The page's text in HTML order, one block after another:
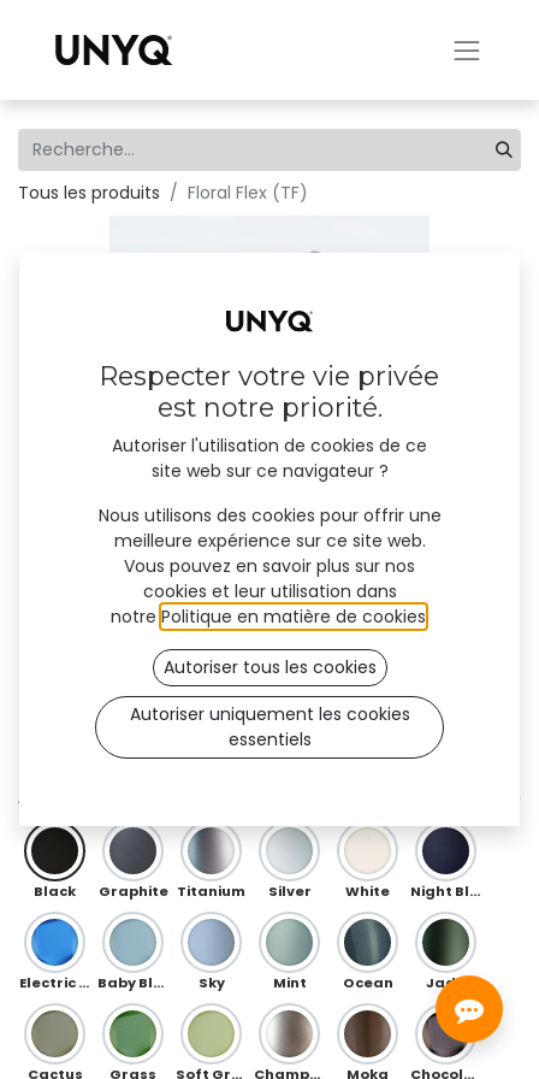
Tous les produits Floral Flex (TF)
Floral Flex (TF)
AVANT
Black Graphite Titanium Silver White Night Blue
Electric Blue Baby Blue Sky Mint Ocean Jade
Cactus Grass Soft Green Champagne Moka Chocolate
Respecter votre vie privée
est notre priorité.
Autoriser l'utilisation de cookies de ce
site web sur ce navigateur ?
Nous utilisons des cookies pour offrir une
meilleure expérience sur ce site web.
Vous pouvez en savoir plus sur nos
cookies et leur utilisation dans
notre Politique en matière de cookies
Autoriser tous les cookies
Autoriser uniquement les cookies
essentiels